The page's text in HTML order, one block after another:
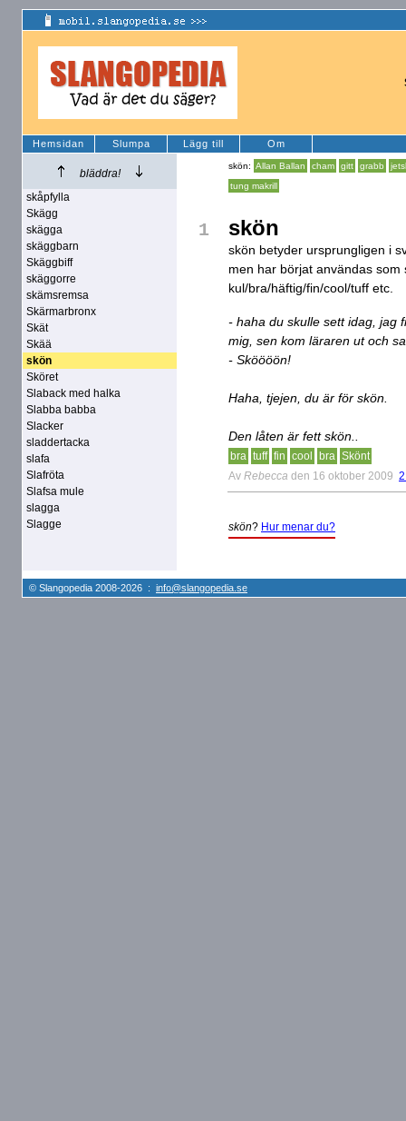
Hemsidan Slumpa Lägg till Om
bläddra!
skåpfylla
Skägg
skägga
skäggbarn
Skäggbiff
skäggorre
skämsremsa
Skärmarbronx
Skät
Skää
skön
Sköret
Slaback med halka
Slabba babba
Slacker
sladdertacka
slafa
Slafröta
Slafsa mule
slagga
Slagge
skön: Allan Ballan cham gitt grabb
tung makrill
1 skön
skön betyder ursprungligen i
men har börjat användas
kul/bra/häftig/fin/cool/tuff etc.
- haha du skulle sett idag, jag
mig, sen kom läraren ut och
- Sköööön!
Haha, tjejen, du är för skön.
Den låten är fett skön..
bra tuff fin cool bra Skönt
Av Rebecca den 16 oktober 2009
skön? Hur menar du?
© Slangopedia 2008-2026 : info@slangopedia.se